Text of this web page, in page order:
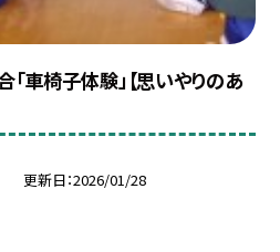
「車椅子体験」【思いやりのあ
更新日 2026/01/28